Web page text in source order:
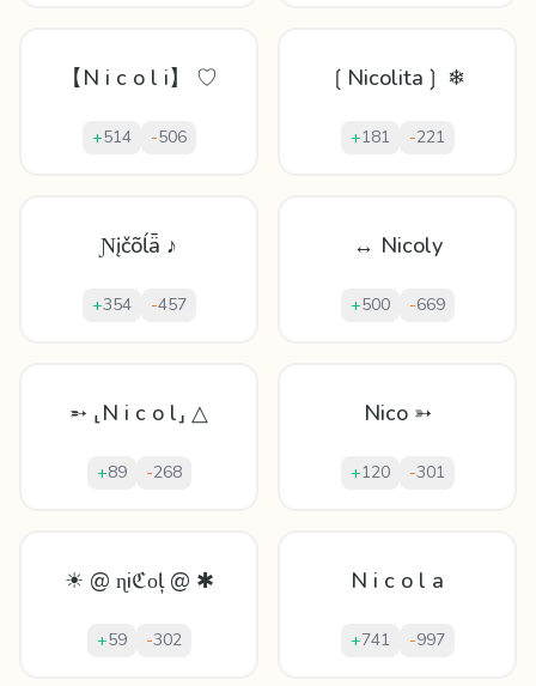
【N i c o l i】 ♡
+514 -506
❲Nicolita❳ ❄
+181 -221
Ɲįčõĺǟ ♪
+354 -457
↔ Nicoly
+500 -669
➵ ⸤N i c o l⸥ △
+89 -268
Nico ➳
+120 -301
☀ @ ɳiℭᴏļ @ ✱
+59 -302
N i c o l a
+741 -997